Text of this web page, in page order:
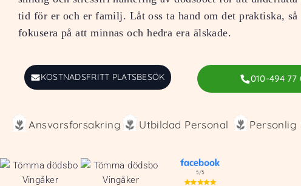
tid för er och er familj. Låt oss ta hand om det praktiska, så
fokusera på att minnas och hedra era älskade.
KOSTNADSFRITT PLATSBESÖK 010-494 77
Ansvarsforsakring Utbildad Personal Personlig